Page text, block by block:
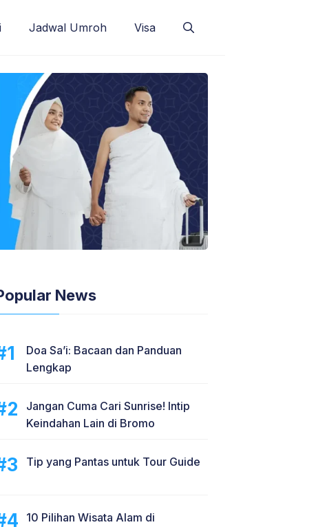
Jadwal Umroh Visa
News
Doa Sa’i: Bacaan dan Panduan
Lengkap
Jangan Cuma Cari Sunrise! Intip
Keindahan Lain di Bromo
Tip yang Pantas untuk Tour Guide
10 Pilihan Wisata Alam di